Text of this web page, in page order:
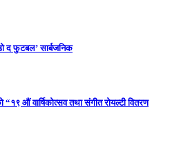
द फुटबल’ सार्बजनिक
औं वार्षिकोत्सव तथा संगीत रोयल्टी वितरण